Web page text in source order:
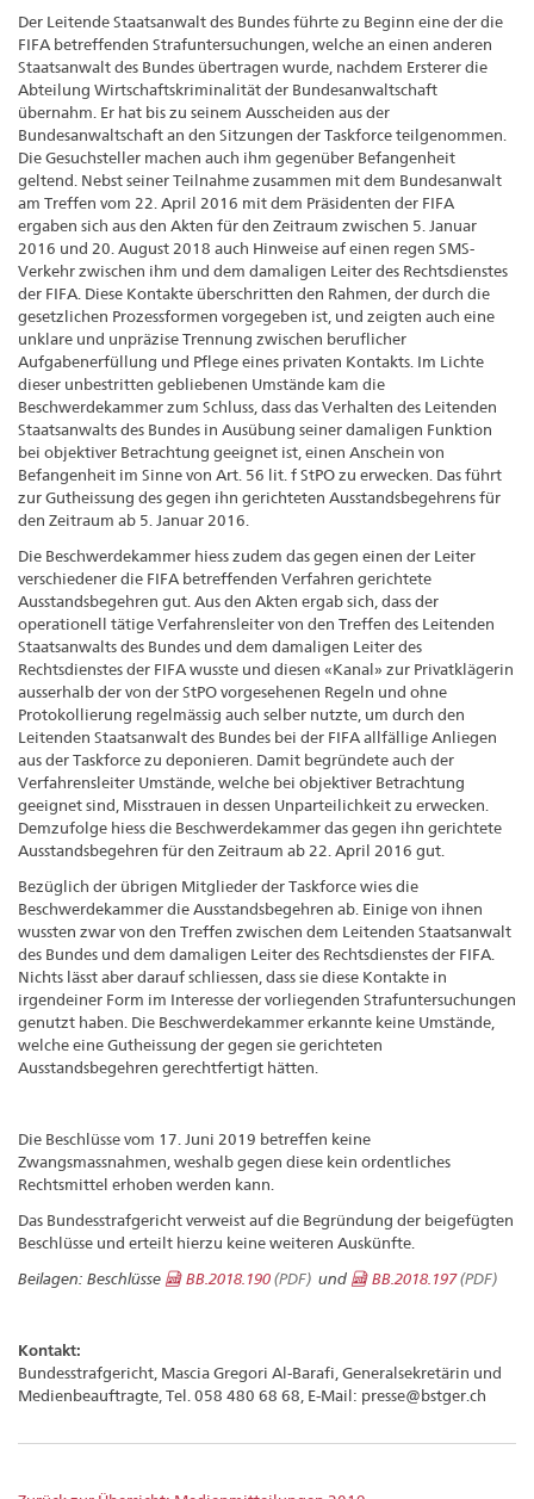
Der Leitende Staatsanwalt des Bundes führte zu Beginn eine der die
FIFA betreffenden Strafuntersuchungen, welche an einen anderen
Staatsanwalt des Bundes übertragen wurde, nachdem Ersterer die
Abteilung Wirtschaftskriminalität der Bundesanwaltschaft
übernahm. Er hat bis zu seinem Ausscheiden aus der
Bundesanwaltschaft an den Sitzungen der Taskforce teilgenommen.
Die Gesuchsteller machen auch ihm gegenüber Befangenheit
geltend. Nebst seiner Teilnahme zusammen mit dem Bundesanwalt
am Treffen vom 22. April 2016 mit dem Präsidenten der FIFA
ergaben sich aus den Akten für den Zeitraum zwischen 5. Januar
2016 und 20. August 2018 auch Hinweise auf einen regen SMS-
Verkehr zwischen ihm und dem damaligen Leiter des Rechtsdienstes
der FIFA. Diese Kontakte überschritten den Rahmen, der durch die
gesetzlichen Prozessformen vorgegeben ist, und zeigten auch eine
unklare und unpräzise Trennung zwischen beruflicher
Aufgabenerfüllung und Pflege eines privaten Kontakts. Im Lichte
dieser unbestritten gebliebenen Umstände kam die
Beschwerdekammer zum Schluss, dass das Verhalten des Leitenden
Staatsanwalts des Bundes in Ausübung seiner damaligen Funktion
bei objektiver Betrachtung geeignet ist, einen Anschein von
Befangenheit im Sinne von Art. 56 lit. f StPO zu erwecken. Das führt
zur Gutheissung des gegen ihn gerichteten Ausstandsbegehrens für
den Zeitraum ab 5. Januar 2016.
Die Beschwerdekammer hiess zudem das gegen einen der Leiter
verschiedener die FIFA betreffenden Verfahren gerichtete
Ausstandsbegehren gut. Aus den Akten ergab sich, dass der
operationell tätige Verfahrensleiter von den Treffen des Leitenden
Staatsanwalts des Bundes und dem damaligen Leiter des
Rechtsdienstes der FIFA wusste und diesen «Kanal» zur Privatklägerin
ausserhalb der von der StPO vorgesehenen Regeln und ohne
Protokollierung regelmässig auch selber nutzte, um durch den
Leitenden Staatsanwalt des Bundes bei der FIFA allfällige Anliegen
aus der Taskforce zu deponieren. Damit begründete auch der
Verfahrensleiter Umstände, welche bei objektiver Betrachtung
geeignet sind, Misstrauen in dessen Unparteilichkeit zu erwecken.
Demzufolge hiess die Beschwerde­kammer das gegen ihn gerichtete
Ausstandsbegehren für den Zeitraum ab 22. April 2016 gut.
Bezüglich der übrigen Mitglieder der Taskforce wies die
Beschwerdekammer die Ausstands­begehren ab. Einige von ihnen
wussten zwar von den Treffen zwischen dem Leitenden Staatsanwalt
des Bundes und dem damaligen Leiter des Rechtsdienstes der FIFA.
Nichts lässt aber darauf schliessen, dass sie diese Kontakte in
irgendeiner Form im Interesse der vor­liegenden Strafuntersuchungen
genutzt haben. Die Beschwerdekammer erkannte keine Umstände,
welche eine Gutheissung der gegen sie gerichteten
Ausstandsbegehren gerechtfertigt hätten.
Die Beschlüsse vom 17. Juni 2019 betreffen keine
Zwangsmassnahmen, weshalb gegen diese kein ordentliches
Rechtsmittel erhoben werden kann.
Das Bundesstrafgericht verweist auf die Begründung der beigefügten
Beschlüsse und erteilt hierzu keine weiteren Auskünfte.
Beilagen: Beschlüsse
BB.2018.190(PDF) und BB.2018.197(PDF)
Kontakt:
Bundesstrafgericht, Mascia Gregori Al-Barafi, Generalsekretärin und
Medienbeauftragte, Tel. 058 480 68 68, E-Mail: presse@bstger.ch